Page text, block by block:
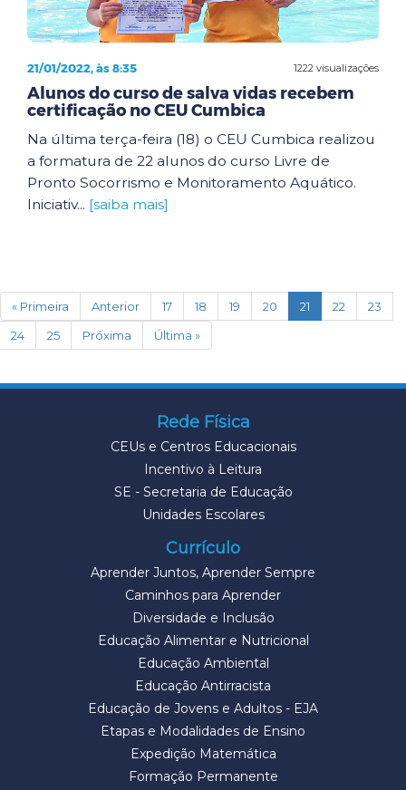
1222 visualizações
21/01/2022, às 8:35
Alunos do curso de salva vidas recebem
certificação no CEU Cumbica
Na última terça-feira (18) o CEU Cumbica realizou
a formatura de 22 alunos do curso Livre de
Pronto Socorrismo e Monitoramento Aquático.
Iniciativ... [saiba mais]
« Primeira Anterior 17 18 19 20 21 (current)
22
23
24
25 Próxima Última »
Rede Física
CEUs e Centros Educacionais
Incentivo à Leitura
SE - Secretaria de Educação
Unidades Escolares
Currículo
Aprender Juntos, Aprender Sempre
Caminhos para Aprender
Diversidade e Inclusão
Educação Alimentar e Nutricional
Educação Ambiental
Educação Antirracista
Educação de Jovens e Adultos - EJA
Etapas e Modalidades de Ensino
Expedição Matemática
Formação Permanente